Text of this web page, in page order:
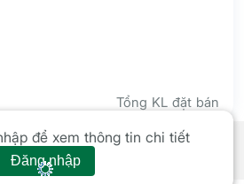
Tổng KL đặt bán
Xem tất cả
để xem thông tin chi tiết
Đăng nhập